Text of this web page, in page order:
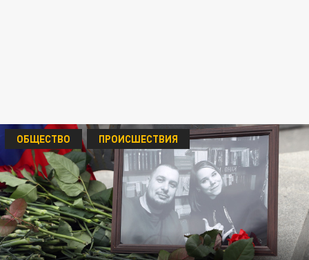
ОБЩЕСТВО ПРОИСШЕСТВИЯ